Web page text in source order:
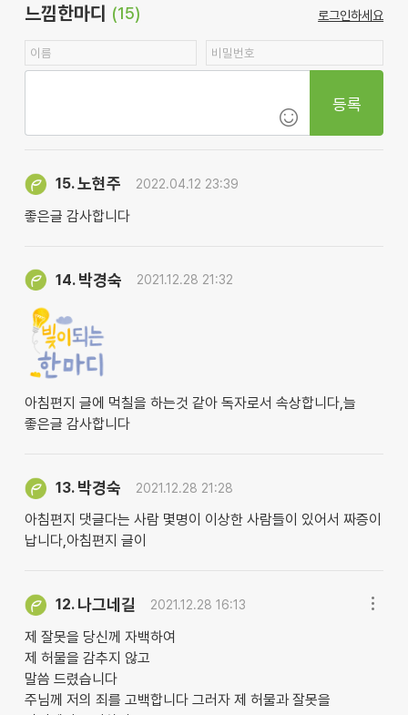
느낌한마디 (15) 로그인하세요
등록
15.노현주 2022.04.12 23:39
좋은글 감사합니다
14. 박경숙 2021.12.28 21:32
아침편지 글에 먹칠을 하는것 같아 독자로서 속상합니다,늘
좋은글 감사합니다
13. 박경숙 2021.12.28 21:28
아침편지 댓글다는 사람 몇명이 이상한 사람들이 있어서 짜증이
납니다,아침편지 글이
12. 나그네길 2021.12.28 16:13
제 잘못을 당신께 자백하여
제 허물을 감추지 않고
말씀 드렸습니다
주님께 저의 죄를 고백합니다 그러자 제 허물과 잘못을